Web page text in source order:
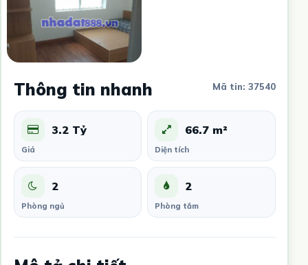
Thông tin nhanh Mã tin: 37540
3.2 Tỷ
Giá
66.7 m²
Diện tích
2
Phòng ngủ
2
Phòng tắm